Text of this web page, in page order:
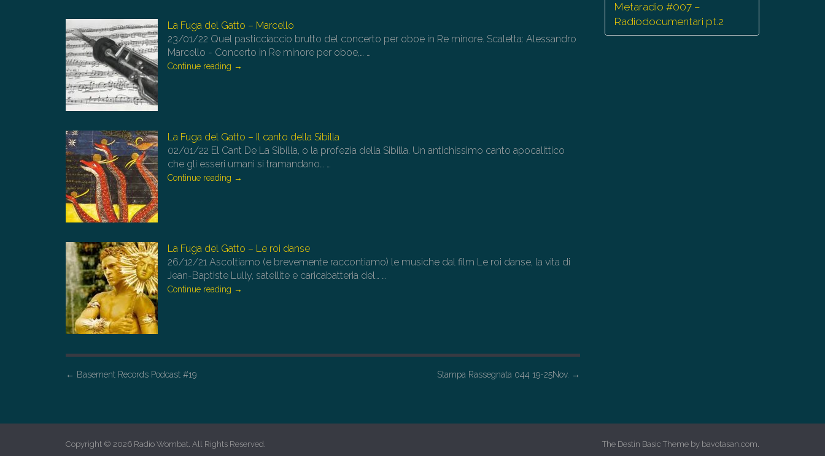
La Fuga del Gatto – Marcello
23/01/22 Quel pasticciaccio brutto del concerto per oboe in Re minore. Scaletta: Alessandro
Marcello - Concerto in Re minore per oboe,… …
Continue reading →
La Fuga del Gatto – Il canto della Sibilla
02/01/22 El Cant De La Sibil·la, o la profezia della Sibilla. Un antichissimo canto apocalittico
che gli esseri umani si tramandano… …
Continue reading →
La Fuga del Gatto – Le roi danse
26/12/21 Ascoltiamo (e brevemente raccontiamo) le musiche dal film Le roi danse, la vita di
Jean-Baptiste Lully, satellite e caricabatteria del… …
Continue reading →
P
t
n
← Basement Records Podcast #19 Stampa Rassegnata 044 19-25Nov. →
Metaradio #007 –
Radiodocumentari pt.2
Copyright © 2026 Radio Wombat. All Rights Reserved. The Destin Basic Theme by bavotasan.com.